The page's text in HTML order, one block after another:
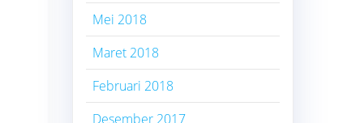
Mei 2018
Maret 2018
Februari 2018
Desember 2017